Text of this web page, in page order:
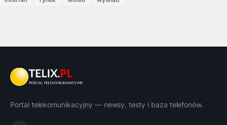
Portal telekomunikacyjny — newsy, testy i baza telefonów.